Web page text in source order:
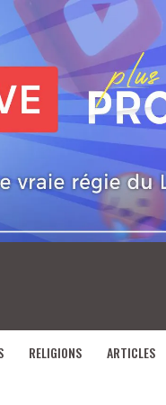
RELIGIONS ARTICLES